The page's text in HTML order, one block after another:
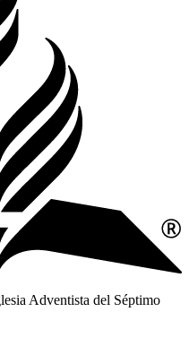
Adventista del Séptimo